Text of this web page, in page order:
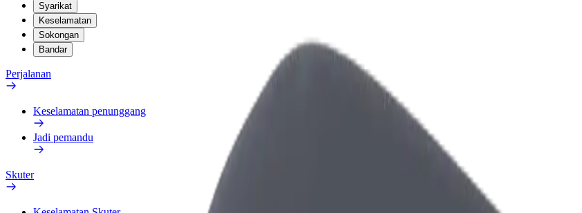
Syarikat
Keselamatan
Sokongan
Bandar
Perjalanan
Keselamatan penunggang
Jadi pemandu
Skuter